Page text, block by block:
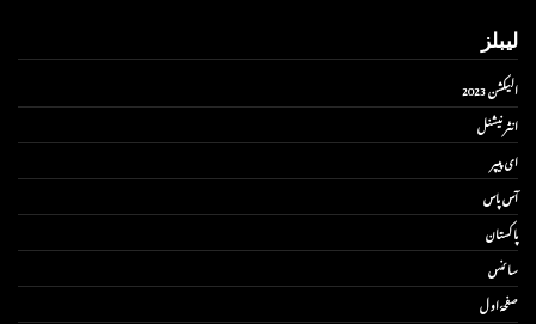
لیبلز
الیکشن 2023
انٹر نیشنل
ای پیپر
آس پاس
پاکستان
سائنس
صفحۂ اول